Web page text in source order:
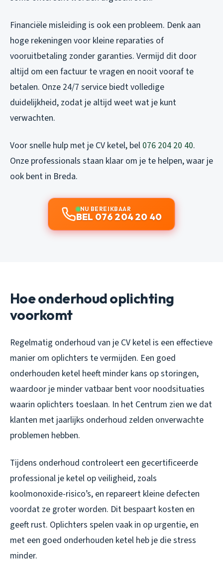
Financiële misleiding is ook een probleem. Denk aan
hoge rekeningen voor kleine reparaties of
vooruitbetaling zonder garanties. Vermijd dit door
altijd om een factuur te vragen en nooit vooraf te
betalen. Onze 24/7 service biedt volledige
duidelijkheid, zodat je altijd weet wat je kunt
verwachten.
Voor snelle hulp met je CV ketel, bel 076 204 20 40.
Onze professionals staan klaar om je te helpen, waar je
ook bent in Breda.
NU BEREIKBAAR
BEL 076 204 20 40
Hoe onderhoud oplichting
voorkomt
Regelmatig onderhoud van je CV ketel is een effectieve
manier om oplichters te vermijden. Een goed
onderhouden ketel heeft minder kans op storingen,
waardoor je minder vatbaar bent voor noodsituaties
waarin oplichters toeslaan. In het Centrum zien we dat
klanten met jaarlijks onderhoud zelden onverwachte
problemen hebben.
Tijdens onderhoud controleert een gecertificeerde
professional je ketel op veiligheid, zoals
koolmonoxide-risico’s, en repareert kleine defecten
voordat ze groter worden. Dit bespaart kosten en
geeft rust. Oplichters spelen vaak in op urgentie, en
met een goed onderhouden ketel heb je die stress
minder.